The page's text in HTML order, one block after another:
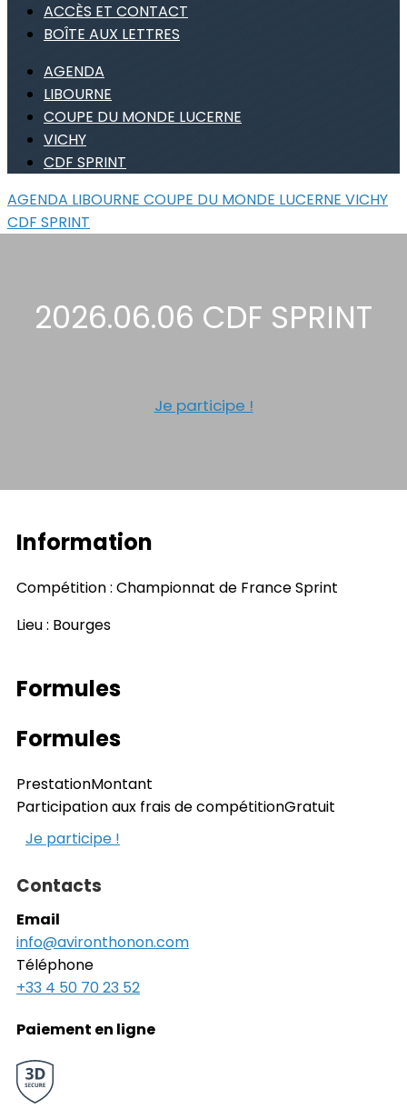
ACCÈS ET CONTACT
BOÎTE AUX LETTRES
AGENDA
LIBOURNE
COUPE DU MONDE LUCERNE
VICHY
CDF SPRINT
AGENDA LIBOURNE COUPE DU MONDE LUCERNE VICHY
CDF SPRINT
2026.06.06 CDF SPRINT
Je participe !
Information
Compétition : Championnat de France Sprint
Lieu : Bourges
Formules
Formules
PrestationMontant
Participation aux frais de compétitionGratuit
Je participe !
Contacts
Email
info@avironthonon.com
Téléphone
+33 4 50 70 23 52
Paiement en ligne